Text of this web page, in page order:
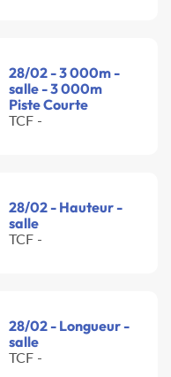
28/02 - 3 000m -
salle - 3 000m
Piste Courte
TCF -
28/02 - Hauteur -
salle
TCF -
28/02 - Longueur -
salle
TCF -